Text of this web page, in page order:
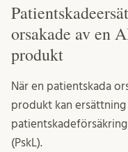
orsakade av en
produkt
När en patientskada
produkt kan
(PskL).